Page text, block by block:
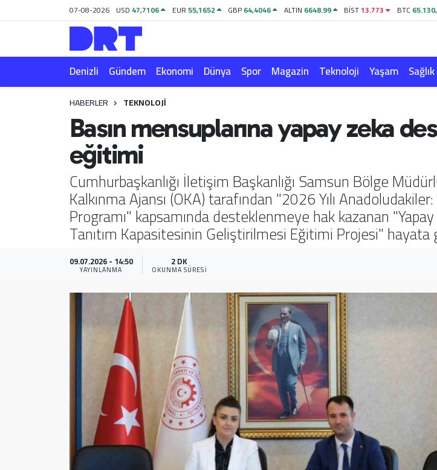
07-08-2026 USD 47,7106 EUR55,1652 GBP64,4046 ALTIN 6648.99 BİST13.773 BTC
Denizli Gündem Ekonomi Dünya Spor Magazin Teknoloji Yaşam Sağlık
HABERLER TEKNOLOJI
Basın mensuplarına yapay zeka
eğitimi
Cumhurbaşkanlığı İletişim Başkanlığı Samsun Bölge
Kalkınma Ajansı (OKA) tarafından "2026 Yılı
Programı" kapsamında desteklenmeye hak kazanan
Tanıtım Kapasitesinin Geliştirilmesi Eğitimi Projesi" hayata
09.07.2026 - 14:50
YAYINLANMA
2 DK
OKUNMA SÜRESI
Gündem
Ekonomi
Magazin
Teknoloji
Hava Durumu
Trafik Durumu
Puan Durumu ve Fikstür
Tüm Manşetler
Son Dakika Haberleri
Haber Arşivi